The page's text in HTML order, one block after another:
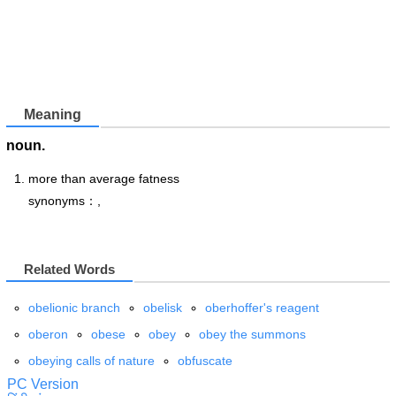
Meaning
noun.
more than average fatness
synonyms：,
Related Words
obelionic branch obelisk
oberhoffer's reagent
oberon
obese obey
obey the summons
obeying calls of nature
obfuscate
PC Version